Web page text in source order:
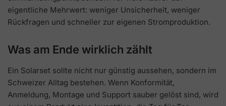
eigentliche Mehrwert: weniger Unsicherheit, weniger
Rückfragen und schneller zur eigenen Stromproduktion.
Was am Ende wirklich zählt
Ein Solarset sollte nicht nur günstig aussehen, sondern im
Schweizer Alltag bestehen. Wenn Konformität,
Anmeldung, Montage und Support sauber gelöst sind, wird